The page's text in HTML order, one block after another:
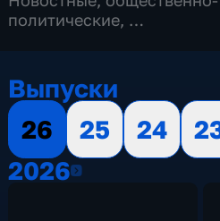
политические,
Выпуски
26
25 24
20262026